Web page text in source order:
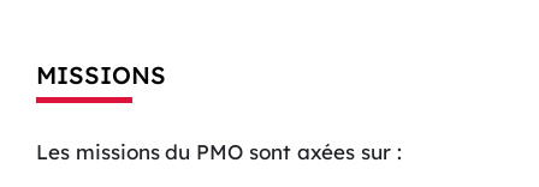
MISSIONS
Les missions du PMO sont axées sur :